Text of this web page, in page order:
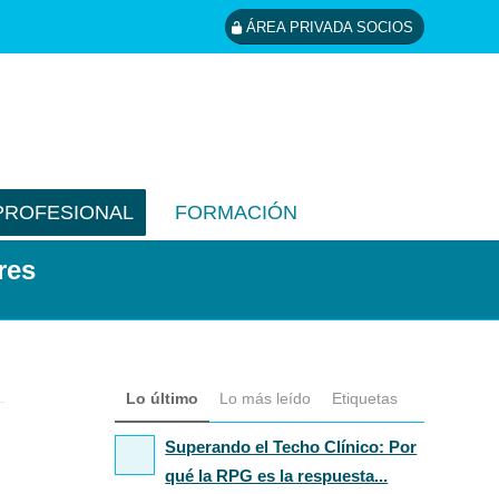
ÁREA PRIVADA SOCIOS
FORMACIÓN
Lo último Lo más leído Etiquetas
Superando el Techo Clínico: Por
qué la RPG es la respuesta...